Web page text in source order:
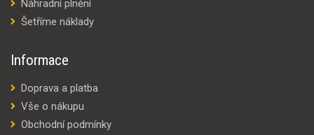
Náhradní plnění
Šetříme náklady
Informace
Doprava a platba
Vše o nákupu
Obchodní podmínky